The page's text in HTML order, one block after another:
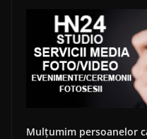
Mulțumim persoanelor